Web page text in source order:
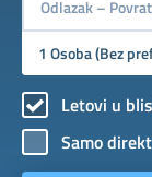
Letovi u
Samo